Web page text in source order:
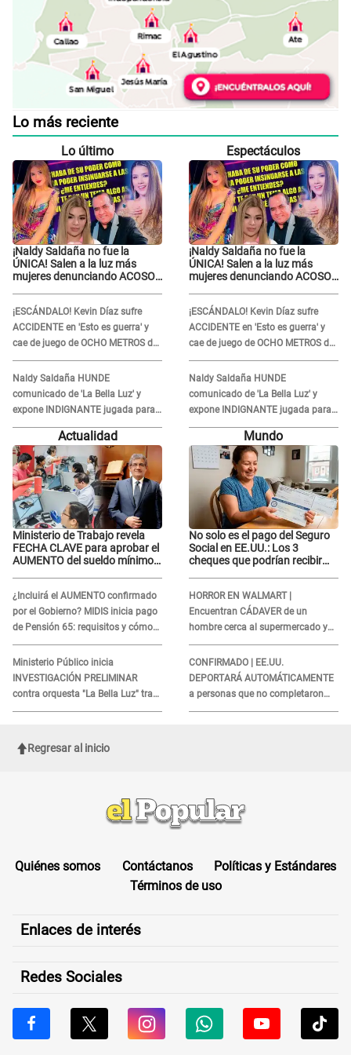
Lo más reciente
Lo último
¡Naldy Saldaña no fue la
ÚNICA! Salen a la luz más
mujeres denunciando ACOSO
¡ESCÁNDALO! Kevin Díaz sufre
ACCIDENTE en 'Esto es guerra' y
cae de juego de OCHO METROS de
altura: "La colchoneta se rompe..."
Naldy Saldaña HUNDE
comunicado de 'La Bella Luz' y
expone INDIGNANTE jugada para
DEFENDER a director: "Que he
tenido algo..."
Espectáculos
¡Naldy Saldaña no fue la
ÚNICA! Salen a la luz más
mujeres denunciando ACOSO
¡ESCÁNDALO! Kevin Díaz sufre
ACCIDENTE en 'Esto es guerra' y
cae de juego de OCHO METROS de
altura: "La colchoneta se rompe..."
Naldy Saldaña HUNDE
comunicado de 'La Bella Luz' y
expone INDIGNANTE jugada para
DEFENDER a director: "Que he
tenido algo..."
Actualidad
Ministerio de Trabajo revela
FECHA CLAVE para aprobar el
AUMENTO del sueldo mínimo:
¿Incluirá el AUMENTO confirmado
por el Gobierno? MIDIS inicia pago
de Pensión 65: requisitos y cómo
obtener el beneficio economico
Ministerio Público inicia
INVESTIGACIÓN PRELIMINAR
contra orquesta "La Bella Luz" tras
DENUNCIA de Naldy Saldaña
Mundo
No solo es el pago del Seguro
Social en EE.UU.: Los 3
cheques que podrían recibir
HORROR EN WALMART |
Encuentran CÁDAVER de un
hombre cerca al supermercado y
esto reveló la autopsia que le
realizaron
CONFIRMADO | EE.UU.
DEPORTARÁ AUTOMÁTICAMENTE
a personas que no completaron
este formulario clave
Regresar al inicio
Quiénes somos Contáctanos
Políticas y Estándares
Términos de uso
Enlaces de interés
Redes Sociales